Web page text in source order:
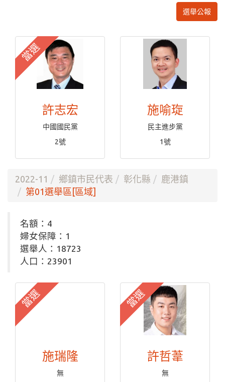
選舉公報
當選
許志宏
中國國民黨
2號
施喻琁
民主進步黨
1號
2022-11 鄉鎮市民代表 彰化縣
鹿港鎮
第01選舉區[區域]
名額：4
婦女保障：1
選舉人：18723
人口：23901
當選
施瑞隆
無
當選
許哲葦
無